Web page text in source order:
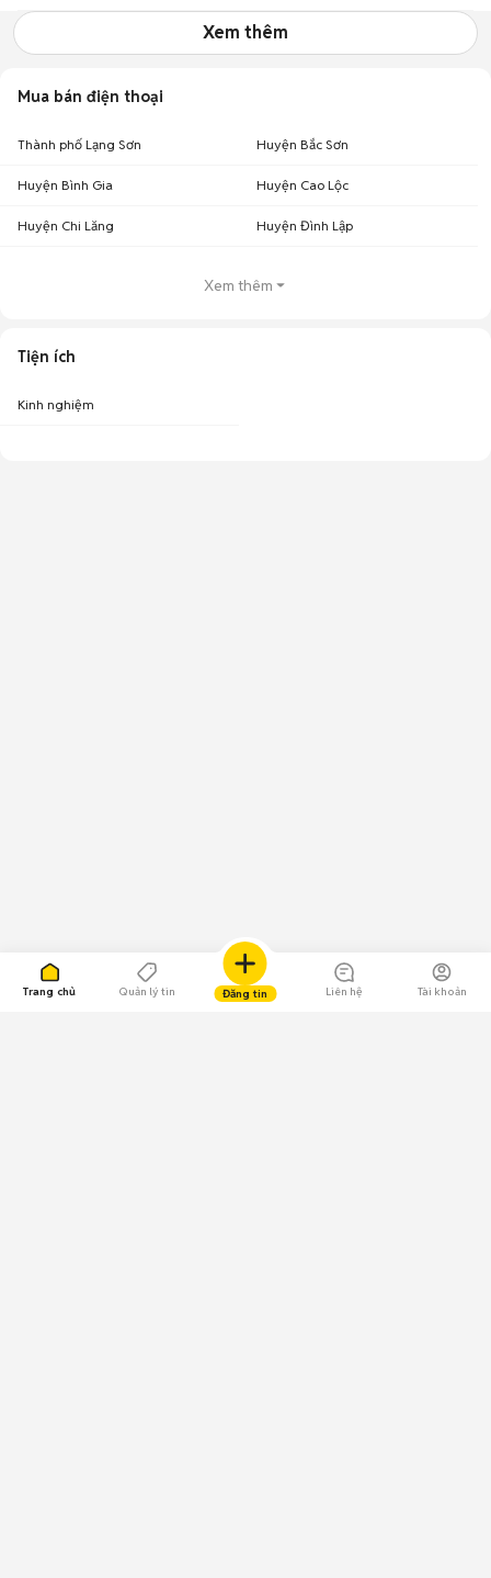
Trang chủ Quản lý tin Đăng tin Liên hệ Tài khoản
Xem thêm
Mua bán điện thoại
Thành phố Lạng Sơn Huyện Bắc Sơn
Huyện Bình Gia Huyện Cao Lộc
Huyện Chi Lăng Huyện Đình Lập
Xem thêm
Tiện ích
Kinh nghiệm